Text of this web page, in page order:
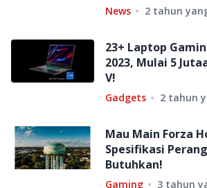
News 2 tahun
23+ Laptop
2023, Mulai 5
V!
Gadgets 2 tahun
Mau Main Forza
Spesifikasi
Butuhkan!
Gaming 3 tahun